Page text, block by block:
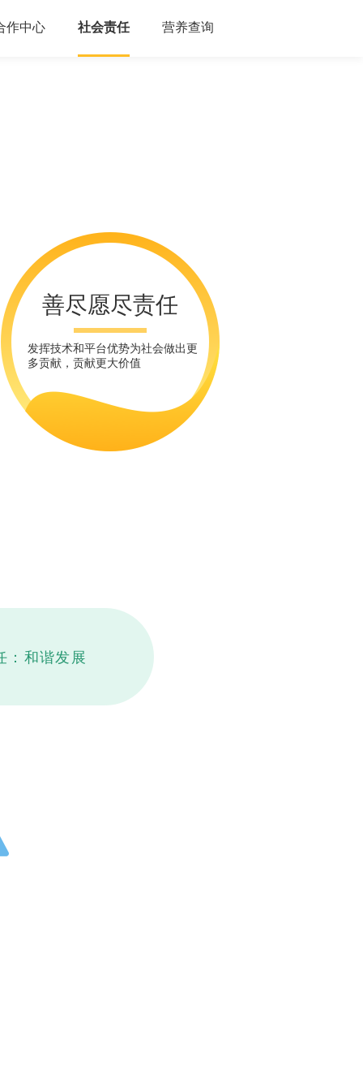
作中心 社会责任 营养查询
善尽愿尽责任
发挥技术和平台优势为社会做出更
多贡献，贡献更大价值
：和谐发展